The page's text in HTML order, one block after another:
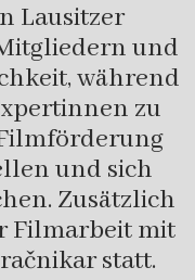
Lausitzer
und
während
zu
und sich
Zusätzlich
Filmarbeit mit
statt.